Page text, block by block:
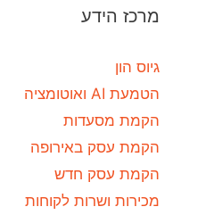
מרכז הידע
גיוס הון
הטמעת AI ואוטומציה
הקמת מסעדות
הקמת עסק באירופה
הקמת עסק חדש
מכירות ושרות לקוחות